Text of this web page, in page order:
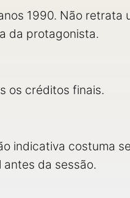
1990. Não retrata
da protagonista.
os créditos finais.
indicativa costuma
da sessão.